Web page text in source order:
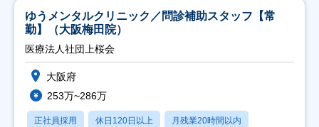
ゆうメンタルクリニック／問診補助スタッフ【常
勤】（大阪梅田院）
医療法人社団上桜会
大阪府
253万~286万
正社員採用 休日120日以上 月残業20時間以内